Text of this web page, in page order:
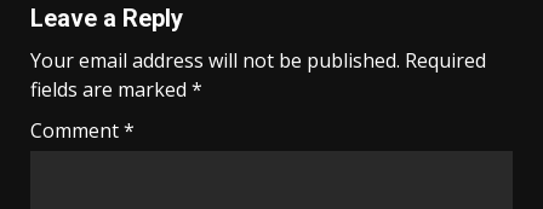
Leave a Reply
Your email address will not be published. Required
fields are marked *
Comment*